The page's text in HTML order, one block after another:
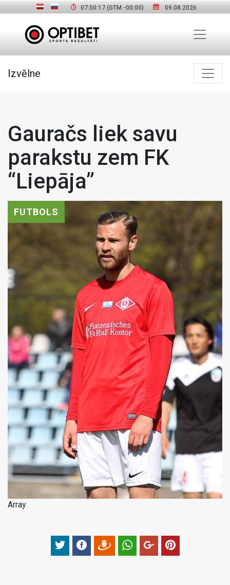
07:50:18(GTM -00:00) 09.08.2026
Izvēlne
Gauračs liek savu
parakstu zem FK
“Liepāja”
FUTBOLS
Array